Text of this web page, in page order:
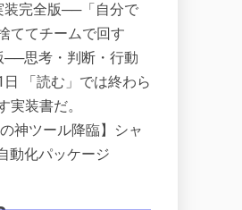
装完全版──「自分で
ててチームで回す
──思考・判断・行動
「読む」では終わら
実装書だ。
神ツール降臨】シャ
動化パッケージ